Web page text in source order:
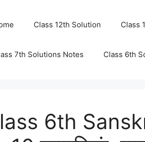
Class 12th Solution Class
7th Solutions Notes Class 6th
6th